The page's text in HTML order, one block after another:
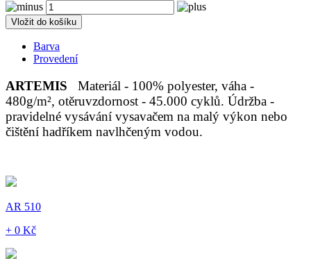
Vložit do košíku
Barva
Provedení
ARTEMIS
Materiál - 100% polyester, váha -
480g/m², otěruvzdornost - 45.000 cyklů. Údržba -
pravidelné vysávání vysavačem na malý výkon nebo
čištění hadříkem navlhčeným vodou.
AR 510
+ 0 Kč